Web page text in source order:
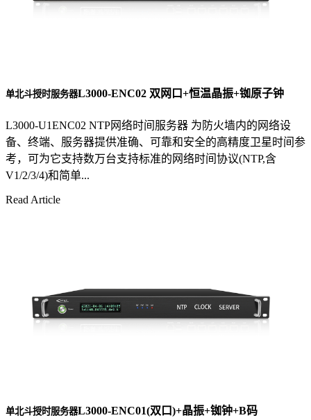
单北斗授时服务器L3000-ENC02 双网口+恒温晶振+铷原子钟
L3000-U1ENC02 NTP网络时间服务器 为防火墙内的网络设
备、终端、服务器提供准确、可靠和安全的高精度卫星时间参
考，可为它支持数万台支持标准的网络时间协议(NTP,含
V1/2/3/4)和简单...
Read Article
单北斗授时服务器L3000-ENC01(双口)+晶振+铷钟+B码